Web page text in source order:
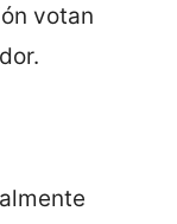
votan